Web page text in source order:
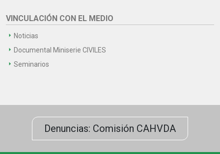
VINCULACIÓN CON EL MEDIO
Noticias
Documental Miniserie CIVILES
Seminarios
Denuncias: Comisión CAHVDA